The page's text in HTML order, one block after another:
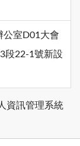
公室D01大會
段22-1號新設
資訊管理系統